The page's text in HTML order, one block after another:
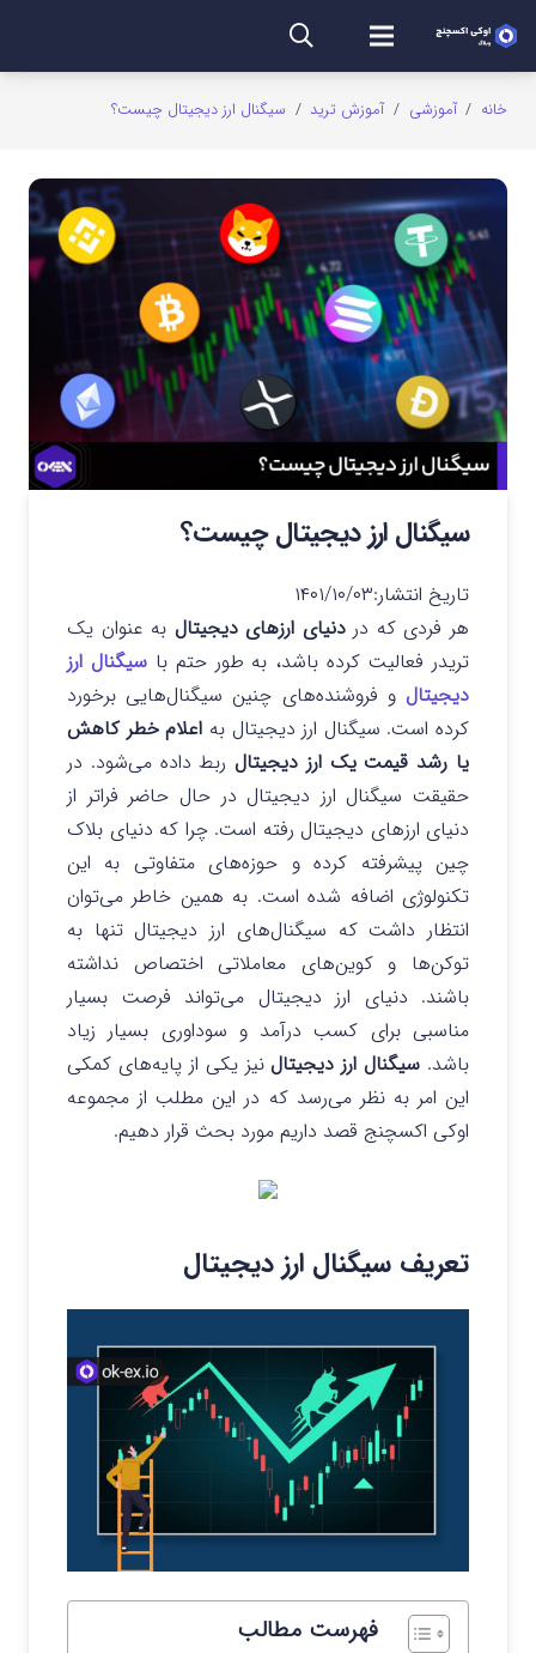
خانه / آموزشی / آموزش ترید / سیگنال ارز دیجیتال چیست؟
سیگنال ارز دیجیتال چیست؟
تاریخ انتشار:۱۴۰۱/۱۰/۰۳
هر فردی که دردنیای ارزهای دیجیتال به عنوان یک
تریدر فعالیت کرده باشد، به طور حتم باسیگنال ارز
دیجیتال و فروشنده‌های چنین سیگنال‌هایی برخورد
کرده است. سیگنال ارز دیجیتال به اعلام خطر کاهش
یا رشد قیمت یک ارز دیجیتالربط داده می‌شود. در
حقیقت سیگنال ارز دیجیتال در حال حاضر فراتر از
دنیای ارزهای دیجیتال رفته است. چرا که دنیای بلاک
چین پیشرفته کرده و حوزه‌های متفاوتی به این
تکنولوژی اضافه شده است. به همین خاطر می‌توان
انتظار داشت که سیگنال‌های ارز دیجیتال تنها به
توکن‌ها و کوین‌های معاملاتی اختصاص نداشته
باشند. دنیای ارز دیجیتال می‌تواند فرصت بسیار
مناسبی برای کسب درآمد و سوداوری بسیار زیاد
باشد. سیگنال ارز دیجیتالنیز یکی از پایه‌های کمکی
این امر به نظر می‌رسد که در این مطلب از مجموعه
اوکی اکسچنج قصد داریم مورد بحث قرار دهیم.
تعریف سیگنال ارز دیجیتال
فهرست مطالب